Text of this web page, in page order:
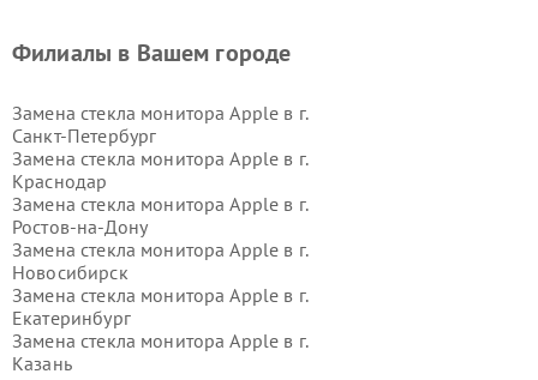
Филиалы в Вашем городе
Замена стекла монитора Apple в г.
Санкт-Петербург
Замена стекла монитора Apple в г.
Краснодар
Замена стекла монитора Apple в г.
Ростов-на-Дону
Замена стекла монитора Apple в г.
Новосибирск
Замена стекла монитора Apple в г.
Екатеринбург
Замена стекла монитора Apple в г.
Казань